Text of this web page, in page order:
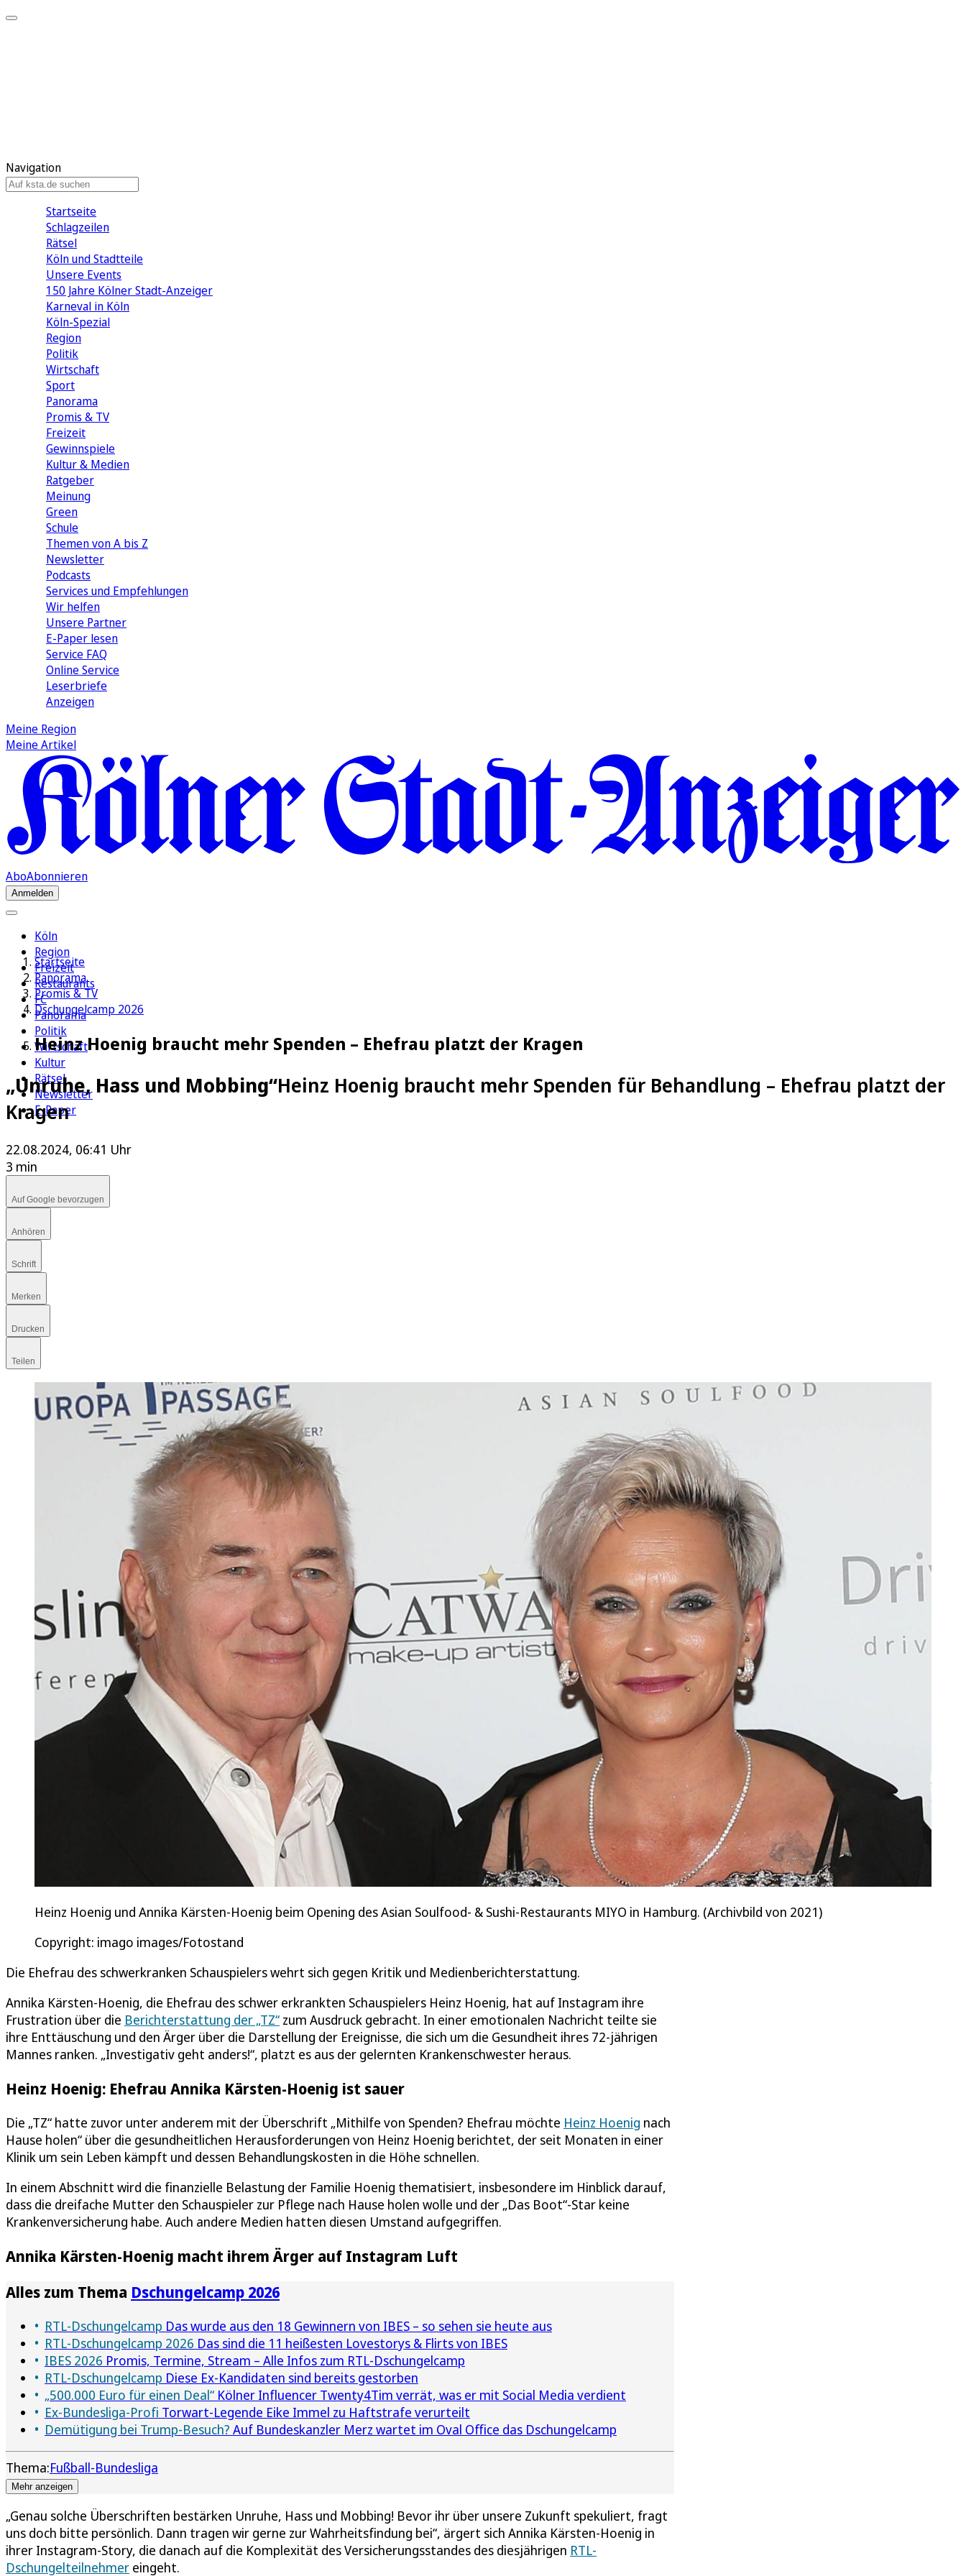
Navigation
Startseite
Schlagzeilen
Rätsel
Köln und Stadtteile
Unsere Events
150 Jahre Kölner Stadt-Anzeiger
Karneval in Köln
Köln-Spezial
Region
Politik
Wirtschaft
Sport
Panorama
Promis & TV
Freizeit
Gewinnspiele
Kultur & Medien
Ratgeber
Meinung
Green
Schule
Themen von A bis Z
Newsletter
Podcasts
Services und Empfehlungen
Wir helfen
Unsere Partner
E-Paper lesen
Service FAQ
Online Service
Leserbriefe
Anzeigen
Meine Region
Meine Artikel
AboAbonnieren
Anmelden
Köln
Region
Freizeit
Restaurants
FC
Panorama
Politik
Wirtschaft
Kultur
Rätsel
Newsletter
E-Paper
Startseite
Panorama
Promis & TV
Dschungelcamp 2026
Heinz Hoenig braucht mehr Spenden – Ehefrau platzt der Kragen
„Unruhe, Hass und Mobbing“Heinz Hoenig braucht mehr Spenden für Behandlung – Ehefrau platzt der
Kragen
22.08.2024, 06:41 Uhr
3 min
Auf Google bevorzugen
Anhören
Schrift
Merken
Drucken
Teilen
Heinz Hoenig und Annika Kärsten-Hoenig beim Opening des Asian Soulfood- & Sushi-Restaurants MIYO in Hamburg. (Archivbild von 2021)
Copyright: imago images/Fotostand
Die Ehefrau des schwerkranken Schauspielers wehrt sich gegen Kritik und Medienberichterstattung.
Annika Kärsten-Hoenig, die Ehefrau des schwer erkrankten Schauspielers Heinz Hoenig, hat auf Instagram ihre
Frustration über die Berichterstattung der „TZ“ zum Ausdruck gebracht. In einer emotionalen Nachricht teilte sie
ihre Enttäuschung und den Ärger über die Darstellung der Ereignisse, die sich um die Gesundheit ihres 72-jährigen
Mannes ranken. „Investigativ geht anders!“, platzt es aus der gelernten Krankenschwester heraus.
Heinz Hoenig: Ehefrau Annika Kärsten-Hoenig ist sauer
Die „TZ“ hatte zuvor unter anderem mit der Überschrift „Mithilfe von Spenden? Ehefrau möchte Heinz Hoenig nach
Hause holen“ über die gesundheitlichen Herausforderungen von Heinz Hoenig berichtet, der seit Monaten in einer
Klinik um sein Leben kämpft und dessen Behandlungskosten in die Höhe schnellen.
In einem Abschnitt wird die finanzielle Belastung der Familie Hoenig thematisiert, insbesondere im Hinblick darauf,
dass die dreifache Mutter den Schauspieler zur Pflege nach Hause holen wolle und der „Das Boot“-Star keine
Krankenversicherung habe. Auch andere Medien hatten diesen Umstand aufgegriffen.
Annika Kärsten-Hoenig macht ihrem Ärger auf Instagram Luft
Alles zum Thema Dschungelcamp 2026
RTL-Dschungelcamp Das wurde aus den 18 Gewinnern von IBES – so sehen sie heute aus
RTL-Dschungelcamp 2026 Das sind die 11 heißesten Lovestorys & Flirts von IBES
IBES 2026 Promis, Termine, Stream – Alle Infos zum RTL-Dschungelcamp
RTL-Dschungelcamp Diese Ex-Kandidaten sind bereits gestorben
„500.000 Euro für einen Deal“ Kölner Influencer Twenty4Tim verrät, was er mit Social Media verdient
Ex-Bundesliga-Profi Torwart-Legende Eike Immel zu Haftstrafe verurteilt
Demütigung bei Trump-Besuch? Auf Bundeskanzler Merz wartet im Oval Office das Dschungelcamp
Thema:Fußball-Bundesliga
Mehr anzeigen
„Genau solche Überschriften bestärken Unruhe, Hass und Mobbing! Bevor ihr über unsere Zukunft spekuliert, fragt
uns doch bitte persönlich. Dann tragen wir gerne zur Wahrheitsfindung bei“, ärgert sich Annika Kärsten-Hoenig in
ihrer Instagram-Story, die danach auf die Komplexität des Versicherungsstandes des diesjährigen RTL-
Dschungelteilnehmer eingeht.